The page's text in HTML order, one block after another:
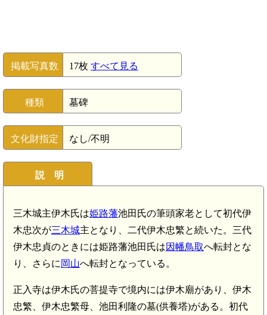
掲載写真数 17枚 すべて見る
種類 墓碑
文化財指定 なし/不明
説 明
三木城主伊木氏は姫路藩池田氏の筆頭家老として初代伊
木忠次が三木城主となり、二代伊木忠繁と続いた。三代
伊木忠貞のときには姫路藩池田氏は因幡鳥取へ転封とな
り、さらに 岡山へ転封となっている。
正入寺は伊木氏の菩提寺で境内には伊木廟があり、伊木
忠繁、伊木忠繁母、池田利隆の墓(供養塔)がある。初代